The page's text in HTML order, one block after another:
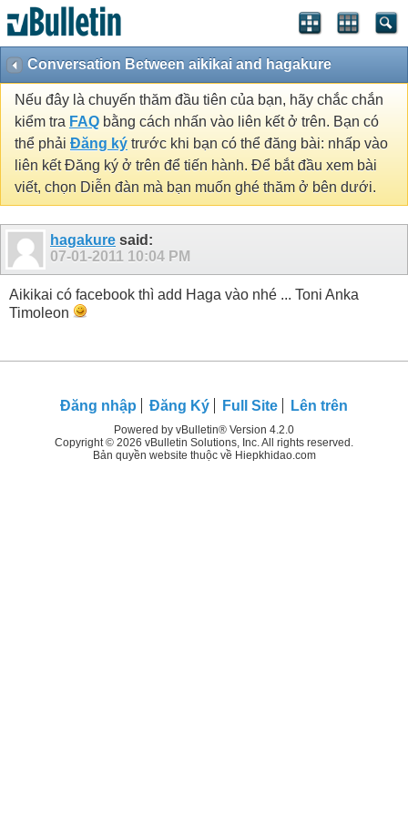
Conversation Between aikikai and hagakure
Nếu đây là chuyến thăm đầu tiên của bạn, hãy chắc chắn
kiểm tra FAQ bằng cách nhấn vào liên kết ở trên. Bạn có
thể phải Đăng ký trước khi bạn có thể đăng bài: nhấp vào
liên kết Đăng ký ở trên để tiến hành. Để bắt đầu xem bài
viết, chọn Diễn đàn mà bạn muốn ghé thăm ở bên dưới.
hagakure said:
07-01-2011 10:04 PM
Aikikai có facebook thì add Haga vào nhé ... Toni Anka
Timoleon
Đăng nhập Đăng Ký Full Site Lên trên
Powered by vBulletin® Version 4.2.0
Copyright © 2026 vBulletin Solutions, Inc. All rights reserved.
Bản quyền website thuộc về Hiepkhidao.com